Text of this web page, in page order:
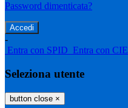
Password dimenticata?
-
Entra con SPID Entra con CIE
Seleziona utente
button close ×